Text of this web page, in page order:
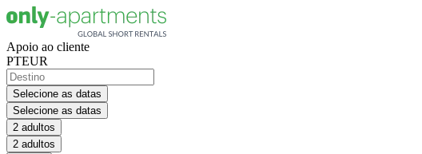
Apoio ao cliente
PTEUR
Selecione as datas
Selecione as datas
2 adultos
2 adultos